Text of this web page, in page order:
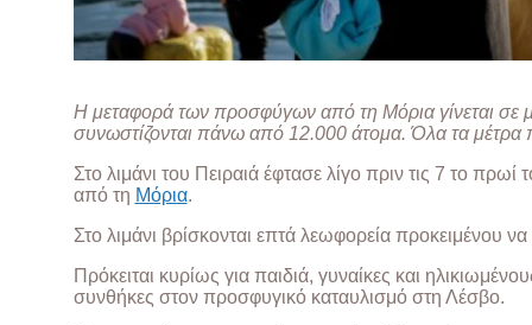
Η μεταφορά των προσφύγων από τη Μόρια γίνεται
συνωστίζονται πάνω από 12.000 άτομα. Όλα τα
Στο λιμάνι του Πειραιά έφτασε λίγο πριν τις 7 το
από τη Μόρια.
Στο λιμάνι βρίσκονται επτά λεωφορεία προκειμένου
Πρόκειται κυρίως για παιδιά, γυναίκες και
συνθήκες στον προσφυγικό καταυλισμό στη Λέσβο.